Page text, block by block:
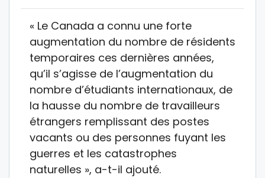
« Le Canada a connu une forte
augmentation du nombre de résidents
temporaires ces dernières années,
qu’il s’agisse de l’augmentation du
nombre d’étudiants internationaux, de
la hausse du nombre de travailleurs
étrangers remplissant des postes
vacants ou des personnes fuyant les
guerres et les catastrophes
naturelles », a-t-il ajouté.